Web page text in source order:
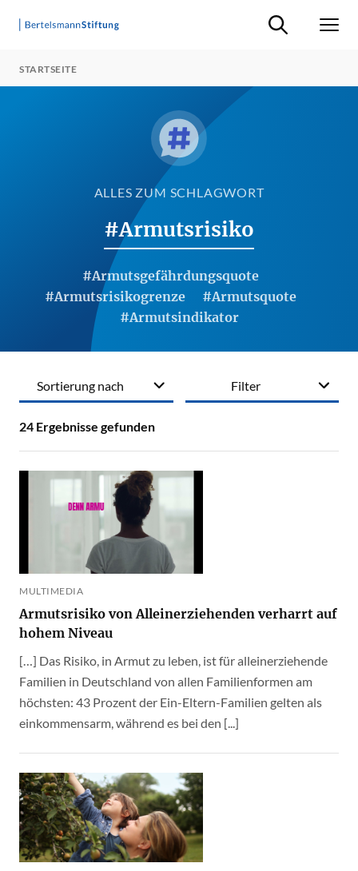
Suche ein-/
STARTSEITE
ALLES ZUM SCHLAGWORT
#Armutsrisiko
#Armutsgefährdungsquote
#Armutsrisikogrenze
#Armutsquote
#Armutsindikator
Filter
24 Ergebnisse gefunden
Sortierung nach
MULTIMEDIA
Armutsrisiko von Alleinerziehenden verharrt auf
hohem Niveau
[…] Das Risiko, in Armut zu leben, ist für alleinerziehende
Familien in Deutschland von allen Familienformen am
höchsten: 43 Prozent der Ein-Eltern-Familien gelten als
einkommensarm, während es bei den [...]